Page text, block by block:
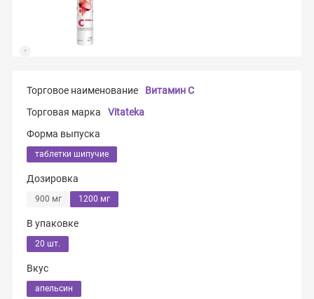
Торговое наименование
Витамин C
Торговая марка
Vitateka
Форма выпуска
таблетки шипучие
Дозировка
900 мг 1200 мг
В упаковке
20 шт.
Вкус
апельсин